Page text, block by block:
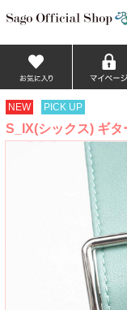
NEW PICK UP
S_IX(シックス) ギ